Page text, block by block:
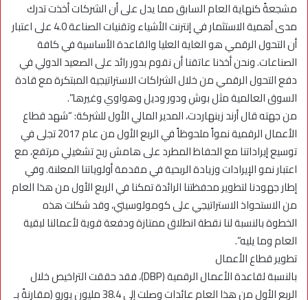
مشجعةً كنهاية العام السابق مما يدل على أن الشركات أخذت تدرك
مدى أهمية الاستثمار في إنترنت الأشياء وتقنيات الصناعة 4.0 على اعتبار
أن التحول الرقمي هو الغاية العليا والقاعدة الأساسية في كافة
الصناعات. ونحن أخذنا عاتقنا أن نقوم بدور رائد على الصعيد الدولي في
دفع التحول الرقمي من خلال الشراكات الاستراتيجية المبتكرة مع قادة
السوق العالمية مثل بوش ودور وديل وهواوي وغيرها”.
من جهته قال أرند زينهاردت، المدير المالي الأول للشركة: “شهد قطاع
الأعمال الرقمية نمواً ملحوظاً في الربع الأول من عام 2017 تجلى في
توسيع إيراداتنا مع الحفاظ المطرد على هامش ربح تشغيلي مرتفع، مع
اعتبار نمو الإيرادات وزيادة الربحية في مقدمة أولوياتنا المعلنة. وفي
إطار جهودنا لتطوير محفظتنا الرائدة تمكنا في الربع الأول من هذا العام
من الاستحواذ الاستراتيجي على كومولوسيتي، وقد شكلت هذه
الخطوة بالنسبة لنا نقطة انطلاق ممتازة ودفعة قوية لأعمالنا لبقية
العام وما يليه”.
تطوير قطاع الأعمال
بالنسبة لقاعدة الأعمال الرقمية (DBP)، فقد حققت التراخيص خلال
الربع الأول من هذا العام عائدات وصلت إلى 38.4 مليون يورو (مقارنةً بـ